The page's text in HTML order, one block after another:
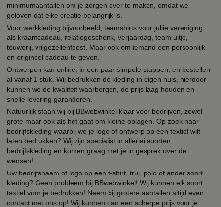
minimumaantallen om je zorgen over te maken, omdat we
geloven dat elke creatie belangrijk is.
Voor werkkleding bijvoorbeeld, teamshirts voor jullie vereniging,
als kraamcadeau, relatiegeschenk, verjaardag, team uitje,
touwerij, vrijgezellenfeest. Maar ook om iemand een persoonlijk
en origineel cadeau te geven.
Ontwerpen kan online, in een paar simpele stappen, en bestellen
al vanaf 1 stuk. Wij bedrukken de kleding in eigen huis, hierdoor
kunnen we de kwaliteit waarborgen, de prijs laag houden en
snelle levering garanderen.
Natuurlijk staan wij bij BBwebwinkel klaar voor bedrijven, zowel
grote maar ook als het gaat om kleine oplagen. Op zoek naar
bedrijfskleding waarbij we je logo of ontwerp op een textiel wilt
laten bedrukken? Wij zijn specialist in allerlei soorten
bedrijfskleding en komen graag met je in gesprek over de
wensen!
Uw bedrijfsnaam of logo op een t-shirt, trui, polo of ander soort
kleding? Geen probleem bij BBwebwinkel! Wij kunnen elk soort
textiel voor je bedrukken! Neem bij grotere aantallen altijd even
contact met ons op! Wij kunnen dan een scherpe prijs voor je